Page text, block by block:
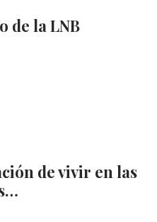
de la LNB
de vivir en las